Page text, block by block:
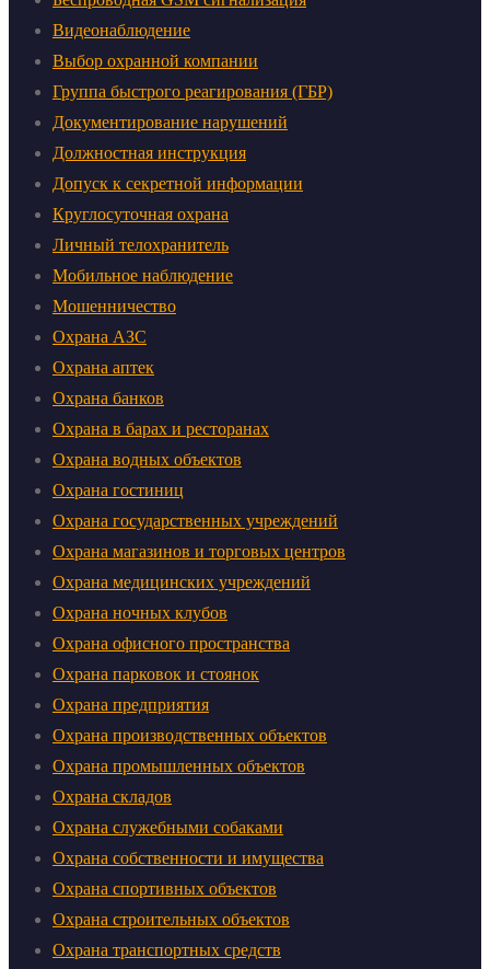
Видеонаблюдение
Выбор охранной компании
Группа быстрого реагирования (ГБР)
Документирование нарушений
Должностная инструкция
Допуск к секретной информации
Круглосуточная охрана
Личный телохранитель
Мобильное наблюдение
Мошенничество
Охрана АЗС
Охрана аптек
Охрана банков
Охрана в барах и ресторанах
Охрана водных объектов
Охрана гостиниц
Охрана государственных учреждений
Охрана магазинов и торговых центров
Охрана медицинских учреждений
Охрана ночных клубов
Охрана офисного пространства
Охрана парковок и стоянок
Охрана предприятия
Охрана производственных объектов
Охрана промышленных объектов
Охрана складов
Охрана служебными собаками
Охрана собственности и имущества
Охрана спортивных объектов
Охрана строительных объектов
Охрана транспортных средств